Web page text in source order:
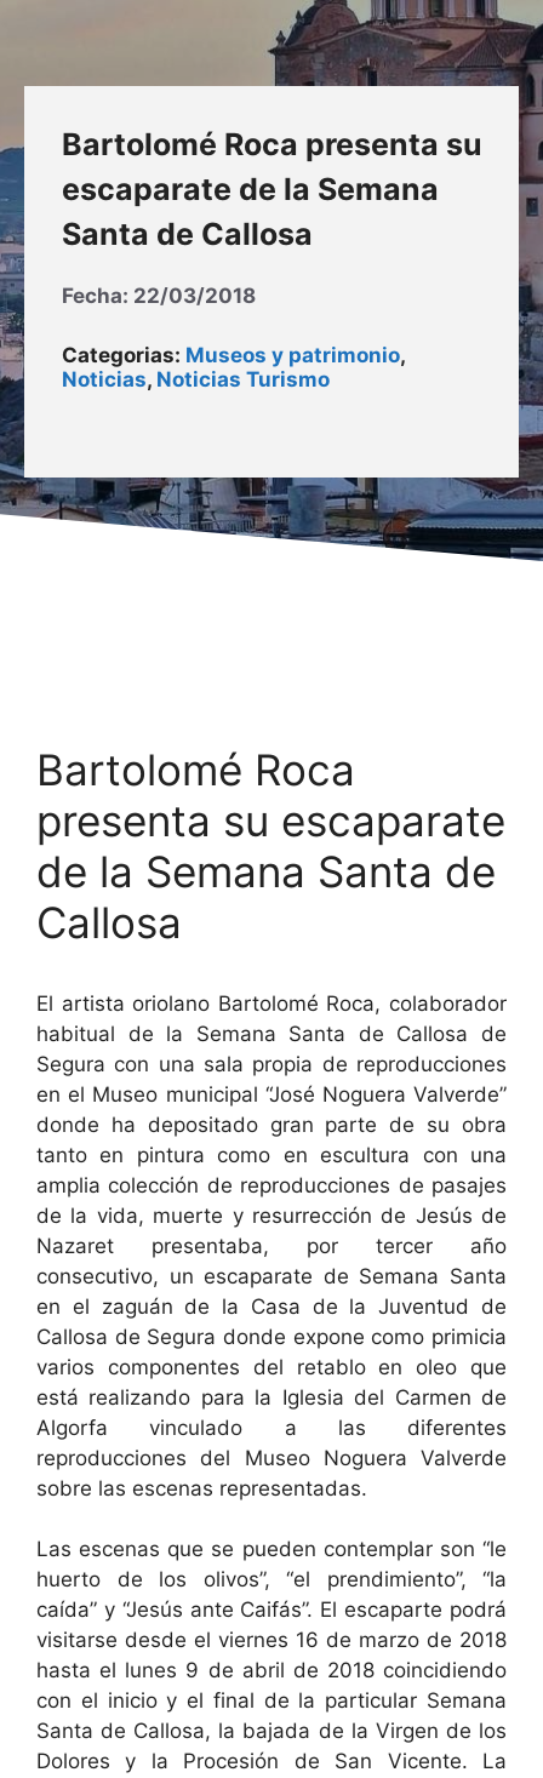
Bartolomé Roca presenta su
escaparate de la Semana
Santa de Callosa
Fecha: 22/03/2018
Categorias: Museos y patrimonio,
Noticias, Noticias Turismo
Bartolomé Roca
presenta su escaparate
de la Semana Santa de
Callosa
El artista oriolano Bartolomé Roca, colaborador
habitual de la Semana Santa de Callosa de
Segura con una sala propia de reproducciones
en el Museo municipal “José Noguera Valverde”
donde ha depositado gran parte de su obra
tanto en pintura como en escultura con una
amplia colección de reproducciones de pasajes
de la vida, muerte y resurrección de Jesús de
Nazaret presentaba, por tercer año
consecutivo, un escaparate de Semana Santa
en el zaguán de la Casa de la Juventud de
Callosa de Segura donde expone como primicia
varios componentes del retablo en oleo que
está realizando para la Iglesia del Carmen de
Algorfa vinculado a las diferentes
reproducciones del Museo Noguera Valverde
sobre las escenas representadas.
Las escenas que se pueden contemplar son “le
huerto de los olivos”, “el prendimiento”, “la
caída” y “Jesús ante Caifás”. El escaparte podrá
visitarse desde el viernes 16 de marzo de 2018
hasta el lunes 9 de abril de 2018 coincidiendo
con el inicio y el final de la particular Semana
Santa de Callosa, la bajada de la Virgen de los
Dolores y la Procesión de San Vicente. La